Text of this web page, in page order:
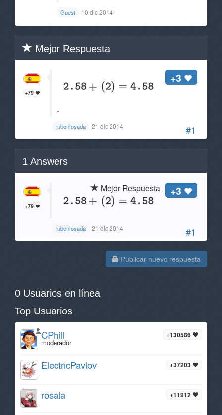
Guest 10 dic 2014
Mejor Respuesta
#1
+79
+3
.
rubenlosada 21 dic 2014
1 Answers
#1
+79
+3
Mejor Respuesta
rubenlosada 21 dic 2014
Publicar nuevo respuesta
0 Usuarios en línea
Top Usuarios
+130586
CPhill
moderador
+37203
ElectricPavlov
+11912
rosala